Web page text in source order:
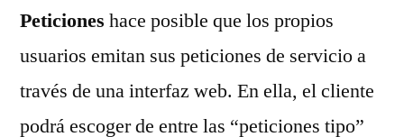
Peticiones hace posible que los propios
usuarios emitan sus peticiones de servicio a
través de una interfaz web. En ella, el cliente
podrá escoger de entre las “peticiones tipo”